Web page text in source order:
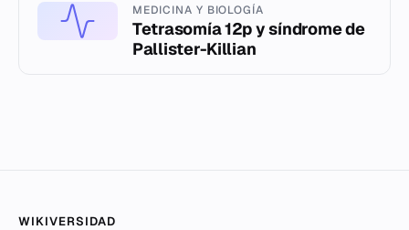
MEDICINA Y BIOLOGÍA
Tetrasomía 12p y síndrome de
Pallister-Killian
WIKIVERSIDAD